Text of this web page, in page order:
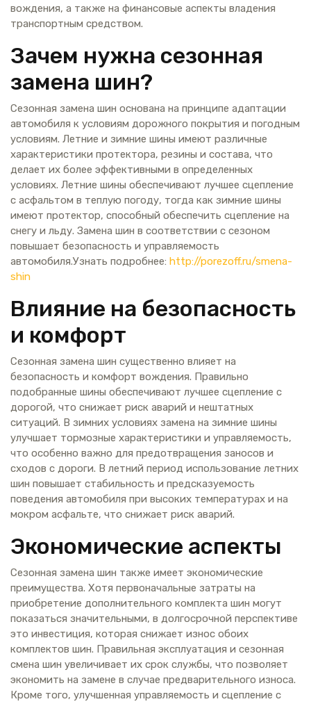
вождения, а также на финансовые аспекты владения
транспортным средством.
Зачем нужна сезонная
замена шин?
Сезонная замена шин основана на принципе адаптации
автомобиля к условиям дорожного покрытия и погодным
условиям. Летние и зимние шины имеют различные
характеристики протектора, резины и состава, что
делает их более эффективными в определенных
условиях. Летние шины обеспечивают лучшее сцепление
с асфальтом в теплую погоду, тогда как зимние шины
имеют протектор, способный обеспечить сцепление на
снегу и льду. Замена шин в соответствии с сезоном
повышает безопасность и управляемость
автомобиля.Узнать подробнее: http://porezoff.ru/smena-
shin
Влияние на безопасность
и комфорт
Сезонная замена шин существенно влияет на
безопасность и комфорт вождения. Правильно
подобранные шины обеспечивают лучшее сцепление с
дорогой, что снижает риск аварий и нештатных
ситуаций. В зимних условиях замена на зимние шины
улучшает тормозные характеристики и управляемость,
что особенно важно для предотвращения заносов и
сходов с дороги. В летний период использование летних
шин повышает стабильность и предсказуемость
поведения автомобиля при высоких температурах и на
мокром асфальте, что снижает риск аварий.
Экономические аспекты
Сезонная замена шин также имеет экономические
преимущества. Хотя первоначальные затраты на
приобретение дополнительного комплекта шин могут
показаться значительными, в долгосрочной перспективе
это инвестиция, которая снижает износ обоих
комплектов шин. Правильная эксплуатация и сезонная
смена шин увеличивает их срок службы, что позволяет
экономить на замене в случае предварительного износа.
Кроме того, улучшенная управляемость и сцепление с